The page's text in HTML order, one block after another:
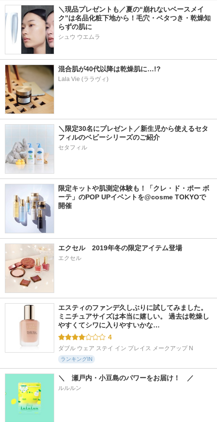
＼現品プレゼントも／夏の“崩れないベースメイ
ク”は名品化粧下地から！毛穴・ベタつき・乾燥知
らずの肌に
シュウ ウエムラ
混合肌が40代以降は乾燥肌に…!?
Lala Vie (ララヴィ)
＼限定30名にプレゼント／新生児から使えるセタ
フィルのベビーシリーズのご紹介
セタフィル
限定キットや肌測定体験も！「クレ・ド・ポー ボ
ーテ」のPOP UPイベントを@cosme TOKYOで
開催
エクセル　2019年冬の限定アイテム登場
エクセル
エスティのファンデ久しぶりに試してみました。
ミニチュアサイズは本当に嬉しい。 過去は乾燥し
やすくてシワに入りやすいかな…
4
ダブル ウェア ステイ イン プレイス メークアップ N
ランキングIN
＼　瀬戸内・小豆島のパワーをお届け！　／
ルルルン